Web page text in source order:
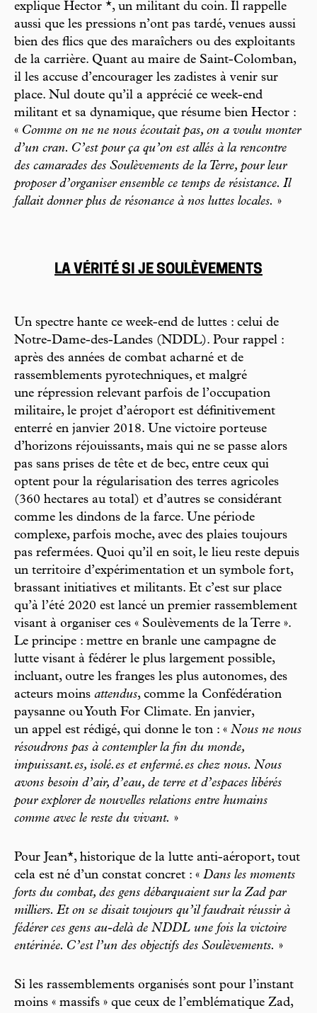
explique Hector *, un militant du coin. Il rappelle
aussi que les pressions n’ont pas tardé, venues aussi
bien des flics que des maraîchers ou des exploitants
de la carrière. Quant au maire de Saint-Colomban,
il les accuse d’encourager les zadistes à venir sur
place. Nul doute qu’il a apprécié ce week-end
militant et sa dynamique, que résume bien Hector :
« Comme on ne ne nous écoutait pas, on a voulu monter
d’un cran. C’est pour ça qu’on est allés à la rencontre
des camarades des Soulèvements de la Terre, pour leur
proposer d’organiser ensemble ce temps de résistance. Il
fallait donner plus de résonance à nos luttes locales. »
LA VÉRITÉ SI JE SOULÈVEMENTS
Un spectre hante ce week-end de luttes : celui de
Notre-Dame-des-Landes (NDDL). Pour rappel :
après des années de combat acharné et de
rassemblements pyrotechniques, et malgré
une répression relevant parfois de l’occupation
militaire, le projet d’aéroport est définitivement
enterré en janvier 2018. Une victoire porteuse
d’horizons réjouissants, mais qui ne se passe alors
pas sans prises de tête et de bec, entre ceux qui
optent pour la régularisation des terres agricoles
(360 hectares au total) et d’autres se considérant
comme les dindons de la farce. Une période
complexe, parfois moche, avec des plaies toujours
pas refermées. Quoi qu’il en soit, le lieu reste depuis
un territoire d’expérimentation et un symbole fort,
brassant initiatives et militants. Et c’est sur place
qu’à l’été 2020 est lancé un premier rassemblement
visant à organiser ces « Soulèvements de la Terre ».
Le principe : mettre en branle une campagne de
lutte visant à fédérer le plus largement possible,
incluant, outre les franges les plus autonomes, des
acteurs moins attendus, comme la Confédération
paysanne ou Youth For Climate. En janvier,
un appel est rédigé, qui donne le ton : « Nous ne nous
résoudrons pas à contempler la fin du monde,
impuissant.es, isolé.es et enfermé.es chez nous. Nous
avons besoin d’air, d’eau, de terre et d’espaces libérés
pour explorer de nouvelles relations entre humains
comme avec le reste du vivant. »
Pour Jean*, historique de la lutte anti-aéroport, tout
cela est né d’un constat concret : « Dans les moments
forts du combat, des gens débarquaient sur la Zad par
milliers. Et on se disait toujours qu’il faudrait réussir à
fédérer ces gens au-delà de NDDL une fois la victoire
entérinée. C’est l’un des objectifs des Soulèvements. »
Si les rassemblements organisés sont pour l’instant
moins « massifs » que ceux de l’emblématique Zad,